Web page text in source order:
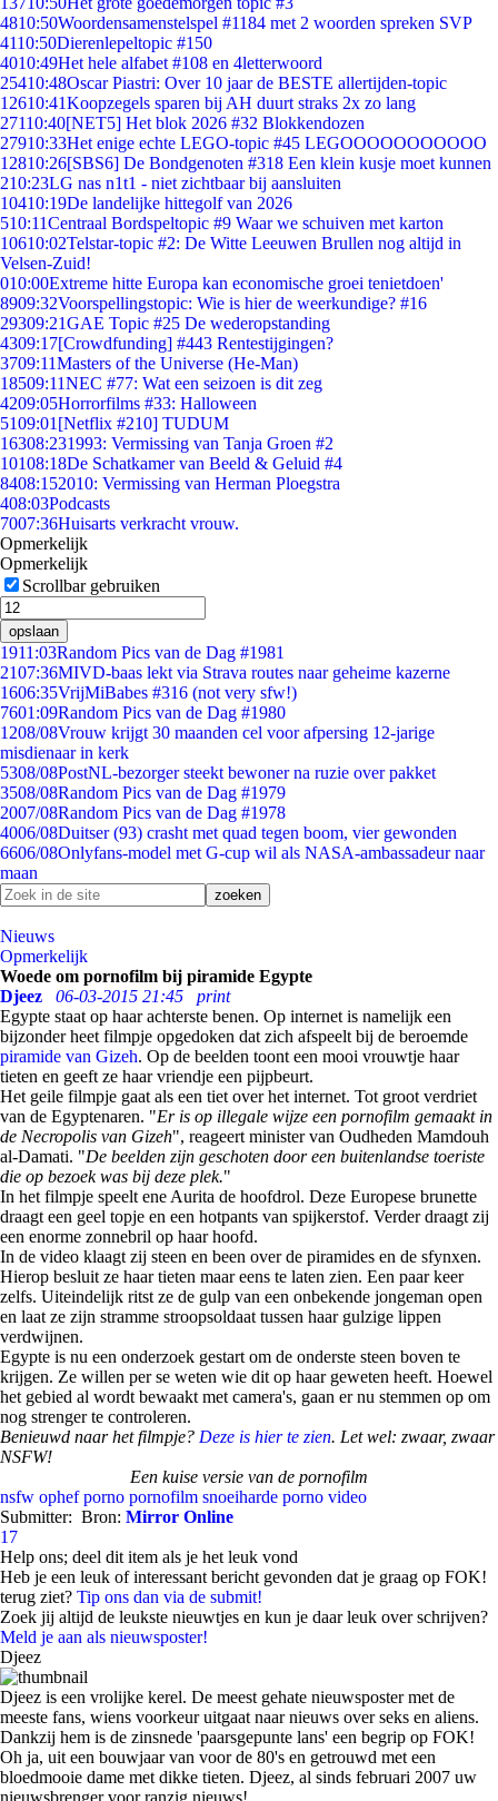
4810:50Woordensamenstelspel #1184 met 2 woorden spreken SVP
4110:50Dierenlepeltopic #150
4010:49Het hele alfabet #108 en 4letterwoord
25410:48Oscar Piastri: Over 10 jaar de BESTE allertijden-topic
12610:41Koopzegels sparen bij AH duurt straks 2x zo lang
27110:40[NET5] Het blok 2026 #32 Blokkendozen
27910:33Het enige echte LEGO-topic #45 LEGOOOOOOOOOOO
12810:26[SBS6] De Bondgenoten #318 Een klein kusje moet kunnen
210:23LG nas n1t1 - niet zichtbaar bij aansluiten
10410:19De landelijke hittegolf van 2026
510:11Centraal Bordspeltopic #9 Waar we schuiven met karton
10610:02Telstar-topic #2: De Witte Leeuwen Brullen nog altijd in
Velsen-Zuid!
010:00Extreme hitte Europa kan economische groei tenietdoen'
8909:32Voorspellingstopic: Wie is hier de weerkundige? #16
29309:21GAE Topic #25 De wederopstanding
4309:17[Crowdfunding] #443 Rentestijgingen?
3709:11Masters of the Universe (He-Man)
18509:11NEC #77: Wat een seizoen is dit zeg
4209:05Horrorfilms #33: Halloween
5109:01 [Netflix #210] TUDUM
16308:231993: Vermissing van Tanja Groen #2
10108:18De Schatkamer van Beeld & Geluid #4
8408:152010: Vermissing van Herman Ploegstra
408:03Podcasts
7007:36Huisarts verkracht vrouw.
Opmerkelijk
Opmerkelijk
Scrollbar gebruiken
opslaan
1911:03Random Pics van de Dag #1981
2107:36MIVD-baas lekt via Strava routes naar geheime kazerne
1606:35VrijMiBabes #316 (not very sfw!)
7601:09Random Pics van de Dag #1980
1208/08Vrouw krijgt 30 maanden cel voor afpersing 12-jarige
misdienaar in kerk
5308/08PostNL-bezorger steekt bewoner na ruzie over pakket
3508/08Random Pics van de Dag #1979
2007/08Random Pics van de Dag #1978
4006/08Duitser (93) crasht met quad tegen boom, vier gewonden
6606/08Onlyfans-model met G-cup wil als NASA-ambassadeur naar
maan
Nieuws
Opmerkelijk
Woede om pornofilm bij piramide Egypte
Djeez
06-03-2015 21:45
print
Egypte staat op haar achterste benen. Op internet is namelijk een
bijzonder heet filmpje opgedoken dat zich afspeelt bij de beroemde
piramide van Gizeh. Op de beelden toont een mooi vrouwtje haar
tieten en geeft ze haar vriendje een pijpbeurt.
Het geile filmpje gaat als een tiet over het internet. Tot groot verdriet
van de Egyptenaren. "Er is op illegale wijze een pornofilm gemaakt in
de Necropolis van Gizeh", reageert minister van Oudheden Mamdouh
al-Damati. "De beelden zijn geschoten door een buitenlandse toeriste
die op bezoek was bij deze plek."
In het filmpje speelt ene Aurita de hoofdrol. Deze Europese brunette
draagt een geel topje en een hotpants van spijkerstof. Verder draagt zij
een enorme zonnebril op haar hoofd.
In de video klaagt zij steen en been over de piramides en de sfynxen.
Hierop besluit ze haar tieten maar eens te laten zien. Een paar keer
zelfs. Uiteindelijk ritst ze de gulp van een onbekende jongeman open
en laat ze zijn stramme stroopsoldaat tussen haar gulzige lippen
verdwijnen.
Egypte is nu een onderzoek gestart om de onderste steen boven te
krijgen. Ze willen per se weten wie dit op haar geweten heeft. Hoewel
het gebied al wordt bewaakt met camera's, gaan er nu stemmen op om
nog strenger te controleren.
Benieuwd naar het filmpje? Deze is hier te zien. Let wel: zwaar, zwaar
NSFW!
Een kuise versie van de pornofilm
nsfw ophef porno pornofilm snoeiharde porno video
Submitter: Bron: Mirror Online
17
Help ons; deel dit item als je het leuk vond
Heb je een leuk of interessant bericht gevonden dat je graag op FOK!
terug ziet? Tip ons dan via de submit!
Zoek jij altijd de leukste nieuwtjes en kun je daar leuk over schrijven?
Meld je aan als nieuwsposter!
Djeez
Djeez is een vrolijke kerel. De meest gehate nieuwsposter met de
meeste fans, wiens voorkeur uitgaat naar nieuws over seks en aliens.
Dankzij hem is de zinsnede 'paarsgepunte lans' een begrip op FOK!
Oh ja, uit een bouwjaar van voor de 80's en getrouwd met een
bloedmooie dame met dikke tieten. Djeez, al sinds februari 2007 uw
nieuwsbrenger voor ranzig nieuws!